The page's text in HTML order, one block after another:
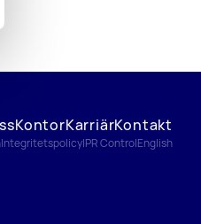
KontorKarriärKontakt
IntegritetspolicyIPR ControlEnglish